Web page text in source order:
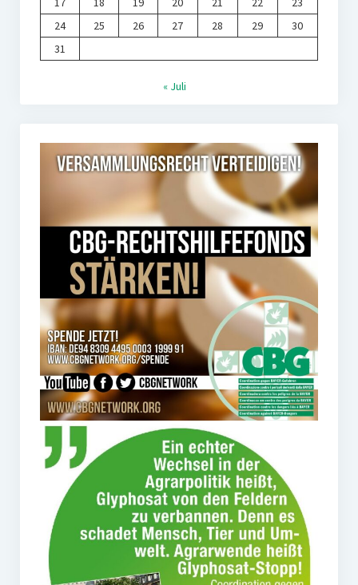
24
25 26 27 28 29
30
31
« Juli